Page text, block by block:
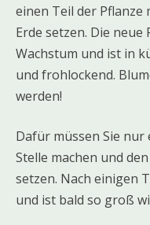
einen Teil der Pflanze
Erde setzen. Die
Wachstum und ist in
und frohlockend.
werden!
Dafür müssen Sie
Stelle machen und
setzen. Nach einigen
und ist bald so groß